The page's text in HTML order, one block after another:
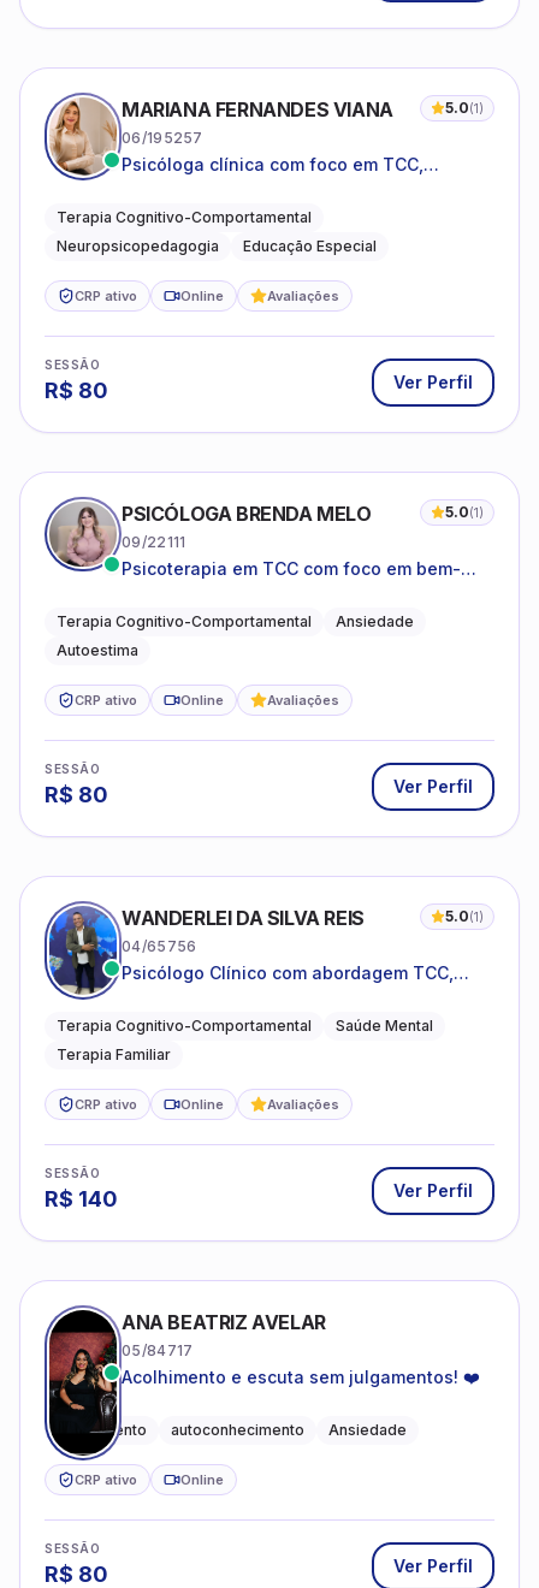
MARIANA FERNANDES VIANA 5.0(1)
06/195257
Psicóloga clínica com foco em TCC,
do neurodesenvolvimento.
Terapia Cognitivo-Comportamental
Neuropsicopedagogia
Educação Especial
CRP ativo Online Avaliações
SESSÃO
R$ 80 Ver Perfil
PSICÓLOGA BRENDA MELO 5.0(1)
09/22111
Psicoterapia em TCC com foco em bem-
o cotidiano
Terapia Cognitivo-Comportamental
Ansiedade
Autoestima
CRP ativo Online Avaliações
SESSÃO
R$ 80 Ver Perfil
WANDERLEI DA SILVA REIS 5.0(1)
04/65756
Psicólogo Clínico com abordagem TCC,
sistêmica
Terapia Cognitivo-Comportamental
Saúde Mental
Terapia Familiar
CRP ativo Online Avaliações
SESSÃO
R$ 140 Ver Perfil
ANA BEATRIZ AVELAR
05/84717
Acolhimento e escuta sem julgamentos! ❤️
Acolhimento autoconhecimento Ansiedade
CRP ativo Online
SESSÃO
R$ 80 Ver Perfil